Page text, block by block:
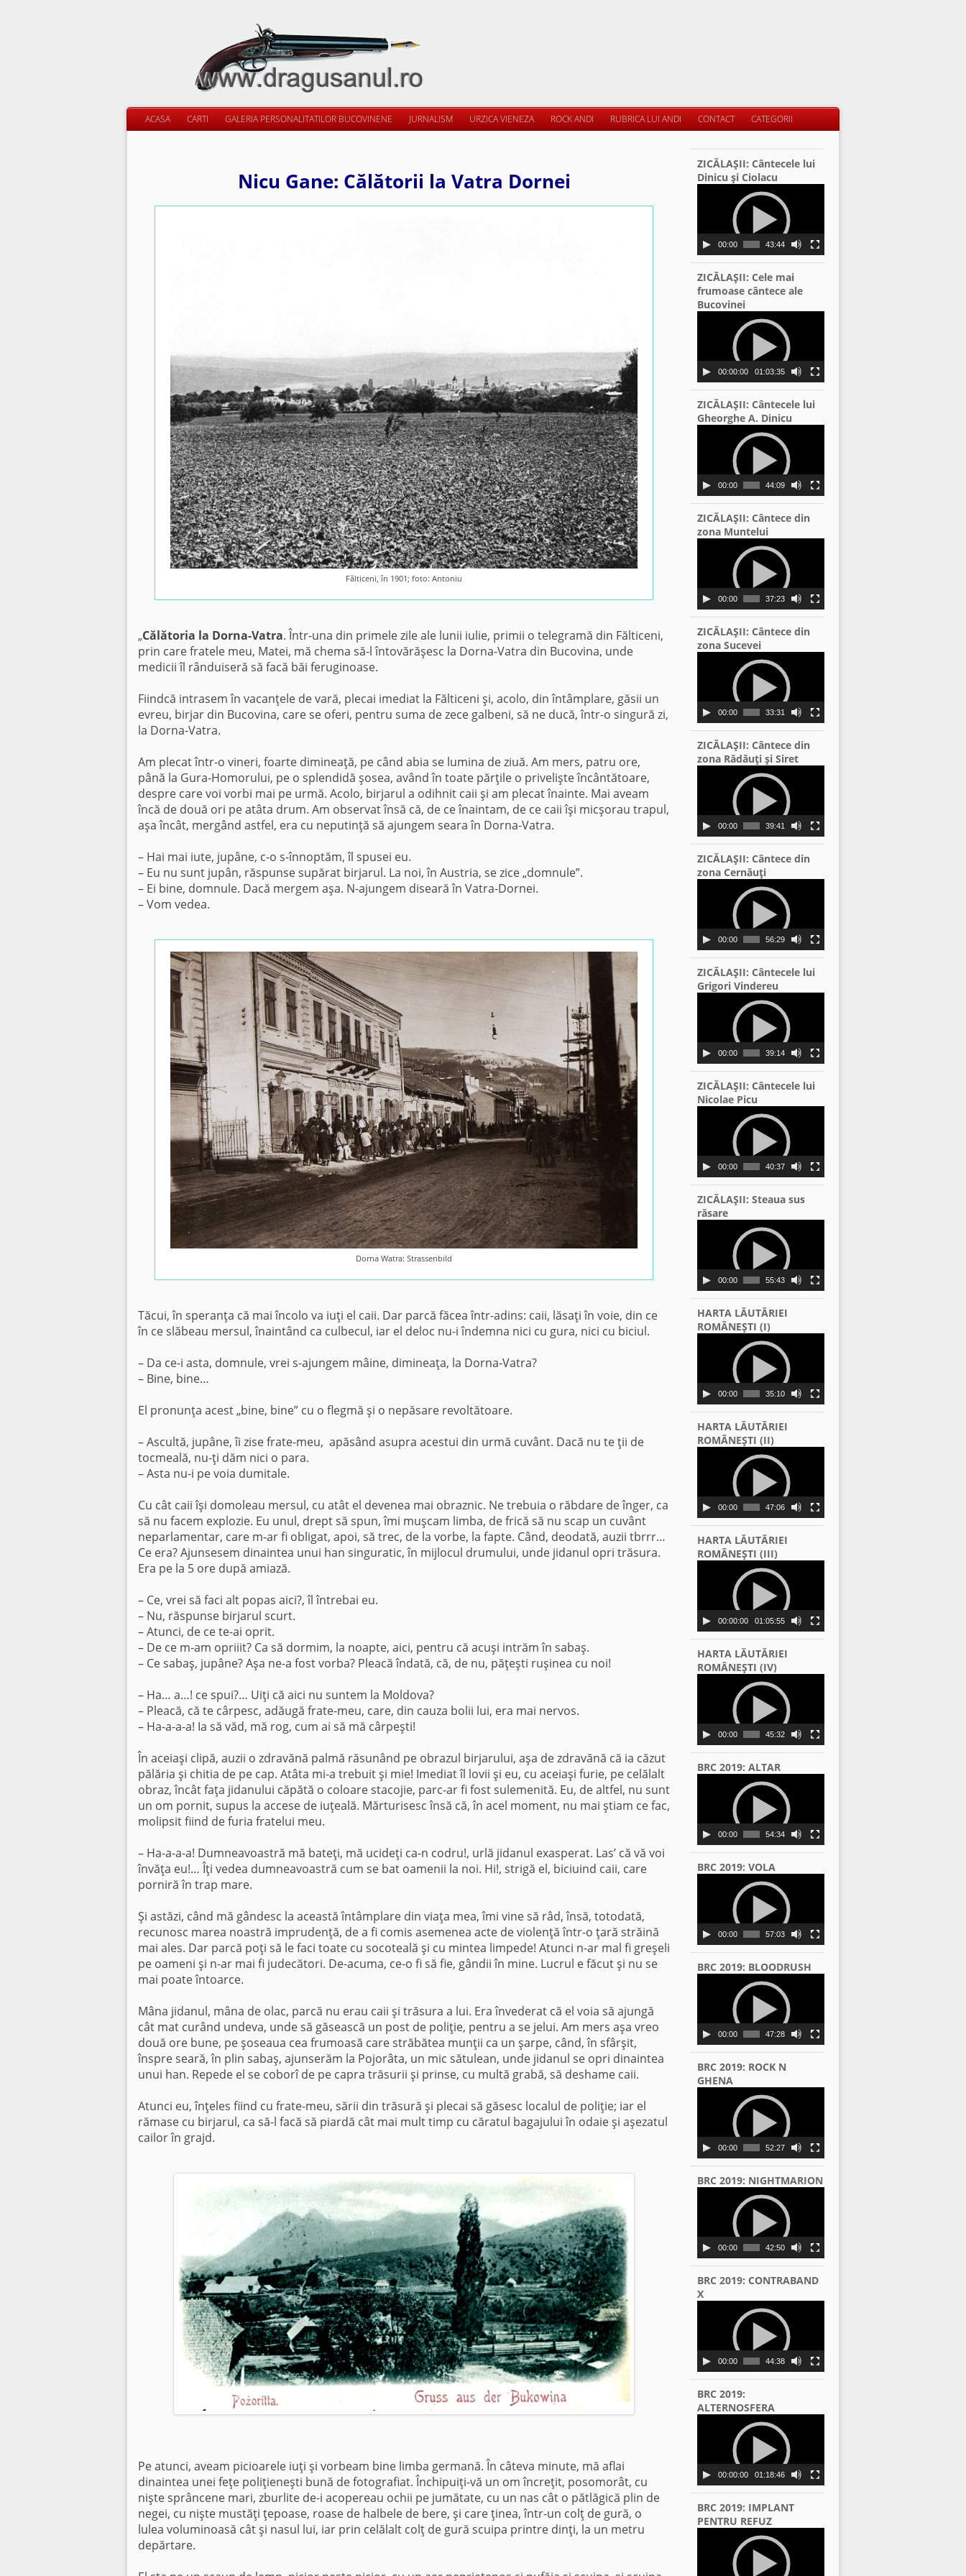
ACASA CARTI GALERIA PERSONALITATILOR BUCOVINENE JURNALISM URZICA VIENEZA ROCK ANDI RUBRICA LUI ANDI CONTACT CATEGORII
Nicu Gane: Călătorii la Vatra Dornei
Fălticeni, în 1901; foto: Antoniu
„Călătoria la Dorna-Vatra. Într-una din primele zile ale lunii iulie, primii o telegramă din Fălticeni,
prin care fratele meu, Matei, mă chema să-l întovărăşesc la Dorna-Vatra din Bucovina, unde
medicii îl rânduiseră să facă băi feruginoase.
Fiindcă intrasem în vacanţele de vară, plecai imediat la Fălticeni şi, acolo, din întâmplare, găsii un
evreu, birjar din Bucovina, care se oferi, pentru suma de zece galbeni, să ne ducă, într-o singură zi,
la Dorna-Vatra.
Am plecat într-o vineri, foarte dimineaţă, pe când abia se lumina de ziuă. Am mers, patru ore,
până la Gura-Homorului, pe o splendidă şosea, având în toate părţile o privelişte încântătoare,
des­pre care voi vorbi mai pe urmă. Acolo, birjarul a odihnit caii şi am plecat înainte. Mai aveam
încă de două ori pe atâta drum. Am observat însă că, de ce înaintam, de ce caii îşi micşorau trapul,
aşa încât, mer­gând astfel, era cu neputinţă să ajungem seara în Dorna-Vatra.
– Hai mai iute, jupâne, c-o s-înnoptăm, îl spusei eu.
– Eu nu sunt jupân, răspunse supărat birjarul. La noi, în Austria, se zice „dom­nule”.
– Ei bine, domnule. Dacă mergem aşa. N-ajungem diseară în Vatra-Dornei.
– Vom vedea.
Dorna Watra: Strassenbild
Tăcui, în speranţa că mai încolo va iuţi el caii. Dar parcă făcea într-adins: caii, lăsaţi în voie, din ce
în ce slăbeau mersul, înaintând ca culbecul, iar el deloc nu-i îndemna nici cu gura, nici cu biciul.
– Da ce-i asta, domnule, vrei s-ajungem mâine, dimineaţa, la Dorna-Vatra?
– Bine, bine…
El pronunţa acest „bine, bine” cu o flegmă şi o nepăsare revoltătoare.
– Ascultă, jupâne, îi zise frate-meu, apăsând asupra acestui din urmă cuvânt. Dacă nu te ţii de
tocmeală, nu-ţi dăm nici o para.
– Asta nu-i pe voia dumitale.
Cu cât caii îşi domoleau mersul, cu atât el devenea mai obraznic. Ne trebuia o răbdare de înger, ca
să nu facem explozie. Eu unul, drept să spun, îmi muşcam limba, de frică să nu scap un cuvânt
neparlamentar, care m-ar fi obligat, apoi, să trec, de la vorbe, la fapte. Când, deodată, auzii tbrrr…
Ce era? Ajunsesem dinaintea unui han singuratic, în mijlocul drumului, unde jidanul opri trăsura.
Era pe la 5 ore după amiază.
– Ce, vrei să faci alt popas aici?, îl întrebai eu.
– Nu, răspunse birjarul scurt.
– Atunci, de ce te-ai oprit.
– De ce m-am opriiit? Ca să dormim, la noapte, aici, pentru că acuşi intrăm în sabaş.
– Ce sabaş, jupâne? Aşa ne-a fost vorba? Pleacă îndată, că, de nu, păţeşti ruşinea cu noi!
– Ha… a…! ce spui?… Uiţi că aici nu suntem la Moldova?
– Pleacă, că te cârpesc, adăugă frate-meu, care, din cauza bolii lui, era mai nervos.
– Ha-a-a-a! Ia să văd, mă rog, cum ai să mă cârpeşti!
În aceiaşi clipă, auzii o zdravănă palmă răsunând pe obrazul birjarului, aşa de zdra­vănă că ia căzut
pălăria şi chitia de pe cap. Atâta mi-a trebuit şi mie! Imediat îl lovii şi eu, cu aceiaşi furie, pe celălalt
obraz, încât faţa jidanului căpătă o coloare stacojie, parc-ar fi fost suleme­nită. Eu, de altfel, nu sunt
un om pornit, supus la accese de iuţeală. Mărturisesc însă că, în acel moment, nu mai ştiam ce fac,
molipsit fiind de furia fratelui meu.
– Ha-a-a-a! Dumneavoastră mă bateţi, mă ucideţi ca-n codru!, urlă jidanul exasperat. Las’ că vă voi
învăţa eu!… Îţi vedea dumneavoastră cum se bat oamenii la noi. Hi!, strigă el, biciuind caii, care
porniră în trap mare.
Şi astăzi, când mă gândesc la această întâmplare din viaţa mea, îmi vine să râd, însă, totodată,
recunosc marea noastră impru­denţă, de a fi comis asemenea acte de vi­olenţă într-o ţară străină
mai ales. Dar parcă poţi să le faci toate cu socoteală şi cu mintea limpede! Atunci n-ar mal fi greşeli
pe oameni şi n-ar mai fi judecători. De-acuma, ce-o fi să fie, gândii în mine. Lucrul e făcut şi nu se
mai poate întoarce.
Mâna jidanul, mâna de olac, parcă nu erau caii şi trăsura a lui. Era învederat că el voia să ajungă
cât mat curând undeva, unde să găsească un post de poliţie, pentru a se jelui. Am mers aşa vreo
două ore bune, pe şoseaua cea frumoasă care străbătea mun­ţii ca un şarpe, când, în sfârşit,
înspre seară, în plin sabaş, ajunserăm la Pojorâta, un mic sătulean, unde jidanul se opri di­naintea
unui han. Repede el se coborî de pe capra trăsurii şi prinse, cu multă grabă, să deshame caii.
Atunci eu, înţeles fiind cu frate-meu, să­rii din trăsură şi plecai să găsesc localul de poliţie; iar el
rămase cu birjarul, ca să-l facă să piardă cât mai mult timp cu căratul bagajului în odaie şi aşezatul
cai­lor în grajd.
Pe atunci, aveam picioarele iuţi şi vor­beam bine limba germană. În câteva mi­nute, mă aflai
dinaintea unei feţe poliţie­neşti bună de fotografiat. Închipuiţi-vă un om încreţit, posomorât, cu
nişte sprâncene mari, zburlite de-i acopereau ochii pe ju­mătate, cu un nas cât o pătlăgică plin de
negei, cu nişte mustăţi ţepoase, roase de hal­bele de bere, şi care ţinea, într-un colţ de gură, o
lulea voluminoasă cât şi nasul lui, iar prin celălalt colţ de gură scuipa printre dinţi, la un metru
depărtare.
ZICĂLAŞII: Cântecele lui
Dinicu şi Ciolacu
00:00 43:44
ZICĂLAŞII: Cele mai
frumoase cântece ale
Bucovinei
00:00:00 01:03:35
ZICĂLAŞII: Cântecele lui
Gheorghe A. Dinicu
00:00 44:09
ZICĂLAŞII: Cântece din
zona Muntelui
00:00 37:23
ZICĂLAŞII: Cântece din
zona Sucevei
00:00 33:31
ZICĂLAŞII: Cântece din
zona Rădăuţi şi Siret
00:00 39:41
ZICĂLAŞII: Cântece din
zona Cernăuţi
00:00 56:29
ZICĂLAŞII: Cântecele lui
Grigori Vindereu
00:00 39:14
ZICĂLAŞII: Cântecele lui
Nicolae Picu
00:00 40:37
ZICĂLAŞII: Steaua sus
răsare
00:00 55:43
HARTA LĂUTĂRIEI
ROMÂNEŞTI (I)
00:00 35:10
HARTA LĂUTĂRIEI
ROMÂNEŞTI (II)
00:00 47:06
HARTA LĂUTĂRIEI
ROMÂNEŞTI (III)
00:00:00 01:05:55
HARTA LĂUTĂRIEI
ROMÂNEŞTI (IV)
00:00 45:32
BRC 2019: ALTAR
00:00 54:34
BRC 2019: VOLA
00:00 57:03
BRC 2019: BLOODRUSH
00:00 47:28
BRC 2019: ROCK N
GHENA
00:00 52:27
BRC 2019: NIGHTMARION
00:00 42:50
BRC 2019: CONTRABAND
X
00:00 44:38
BRC 2019:
ALTERNOSFERA
00:00:00 01:18:46
BRC 2019: IMPLANT
PENTRU REFUZ